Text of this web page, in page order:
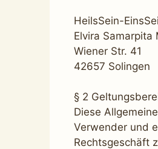
HeilsSein-
Elvira Samarpita
Wiener Str. 41
42657 Solingen
§ 2
Diese
Verwender und
Rechtsgeschäft